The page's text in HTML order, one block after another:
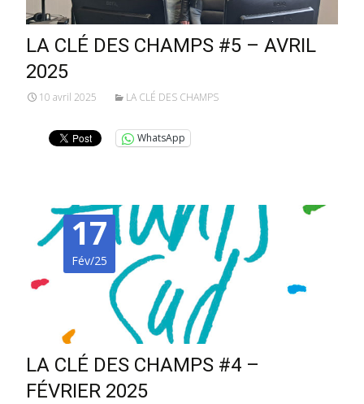
LA CLÉ DES CHAMPS #5 – AVRIL
2025
10 avril 2025 LA CLÉ DES CHAMPS
WhatsApp
17
Fév/25
LA CLÉ DES CHAMPS #4 –
FÉVRIER 2025